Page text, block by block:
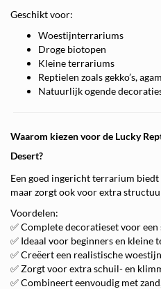
Geschikt voor:
Woestijnterrariums
Droge biotopen
Kleine terrariums
Reptielen zoals gekko’s,
Natuurlijk ogende
Waarom kiezen voor de Lucky
Desert?
Een goed ingericht terrarium
maar zorgt ook voor extra
Voordelen:
✅ Complete decoratieset voor
✅ Ideaal voor beginners en kleine
✅ Creëert een realistische
✅ Zorgt voor extra schuil- en
✅ Combineert eenvoudig met